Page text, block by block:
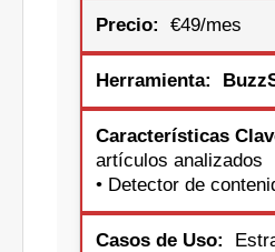
€49/mes
artículos analizados
• Detector de